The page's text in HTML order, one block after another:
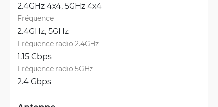
2.4GHz 4x4, 5GHz 4x4
Fréquence
2.4GHz, 5GHz
Fréquence radio 2.4GHz
1.15 Gbps
Fréquence radio 5GHz
2.4 Gbps